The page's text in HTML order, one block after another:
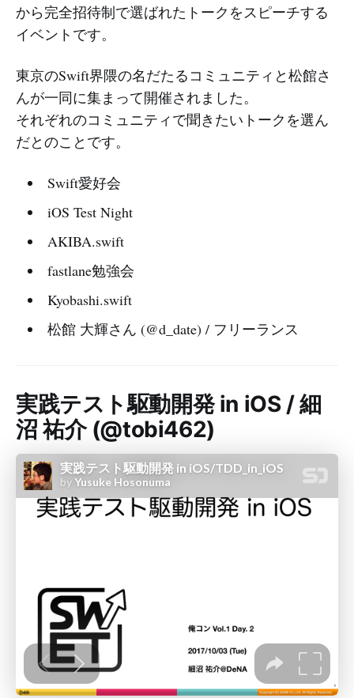
から完全招待制で選ばれたトークをスピーチする
イベントです。
東京のSwift界隈の名だたるコミュニティと松館さ
んが一同に集まって開催されました。
それぞれのコミュニティで聞きたいトークを選ん
だとのことです。
Swift愛好会
iOS Test Night
AKIBA.swift
fastlane勉強会
Kyobashi.swift
松館 大輝さん (@d_date) / フリーランス
実践テスト駆動開発 in iOS / 細
沼 祐介 (@tobi462)